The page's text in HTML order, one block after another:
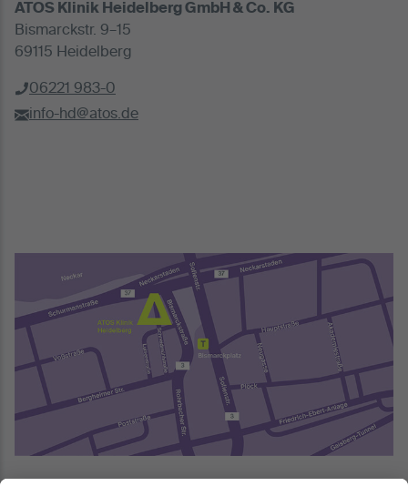
ATOS Klinik Heidelberg GmbH & Co. KG
Bismarckstr. 9–15
69115 Heidelberg
06221 983-0
info-hd@atos.de